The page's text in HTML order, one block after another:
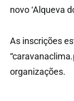
novo ‘Alqueva
As inscrições
organizações.